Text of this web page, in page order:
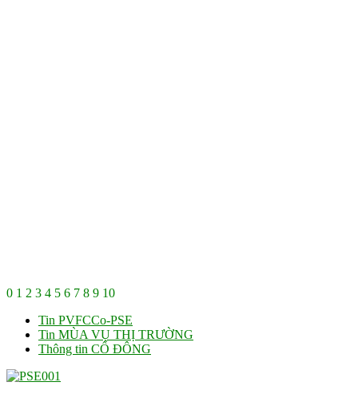
0 1 2 3 4 5 6 7 8 9 10
Tin PVFCCo-PSE
Tin MÙA VỤ THỊ TRƯỜNG
Thông tin CỔ ĐÔNG